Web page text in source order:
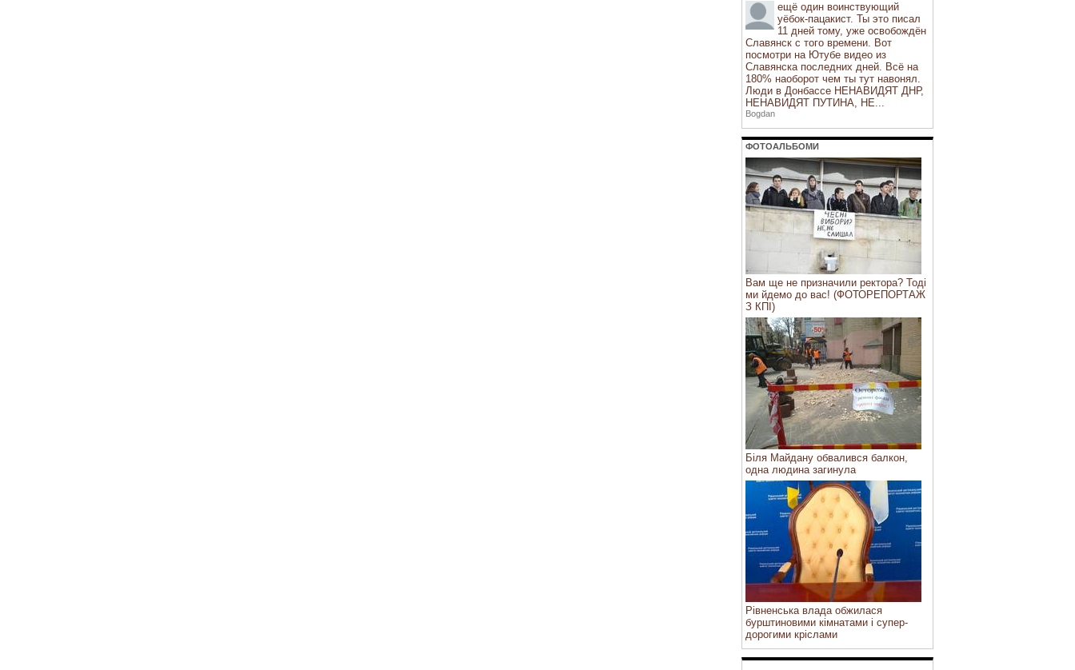
ещё один воинствующий
уёбок-пацакист. Ты это писал
11 дней тому, уже освобождён
Славянск с того времени. Вот
посмотри на Ютубе видео из
Славянска последних дней. Всё на
180% наоборот чем ты тут навонял.
Люди в Донбассе НЕНАВИДЯТ ДНР,
НЕНАВИДЯТ ПУТИНА, НЕ...
Bogdan
ФОТОАЛЬБОМИ
Вам ще не призначили ректора? Тоді
ми йдемо до вас! (ФОТОРЕПОРТАЖ
З КПІ)
Біля Майдану обвалився балкон,
одна людина загинула
Рівненська влада обжилася
бурштиновими кімнатами і супер-
дорогими кріслами